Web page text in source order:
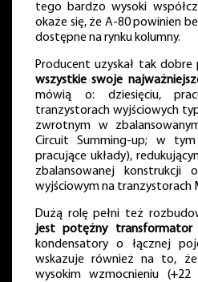
tego bardzo wysoki
okaże się, że A-80 powinien
dostępne na rynku kolumny.
Producent uzyskał tak
wszystkie swoje
mówią o: dziesięciu,
tranzystorach wyjściowych
zwrotnym w
Circuit Summing-up; w
pracujące układy),
zbalansowanej konstrukcji
wyjściowym na tranzystorach
Dużą rolę pełni też
jest potężny transformatori
kondensatory o łącznej
wskazuje również na to,
wysokim wzmocnieniu